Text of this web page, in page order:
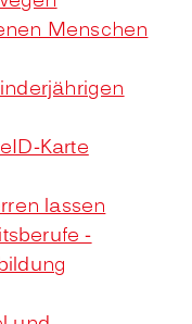
Menschen
Karte
lassen
-